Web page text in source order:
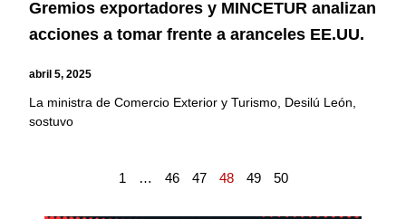
Gremios exportadores y MINCETUR analizan
acciones a tomar frente a aranceles EE.UU.
abril 5, 2025
La ministra de Comercio Exterior y Turismo, Desilú León,
sostuvo
1 … 46 47 48 49 50